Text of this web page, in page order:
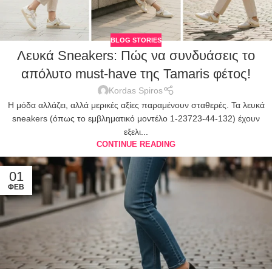
BLOG STORIES
Λευκά Sneakers: Πώς να συνδυάσεις το
απόλυτο must-have της Tamaris φέτος!
Kordas Spiros
Η μόδα αλλάζει, αλλά μερικές αξίες παραμένουν σταθερές. Τα λευκά
sneakers (όπως το εμβληματικό μοντέλο 1-23723-44-132) έχουν
εξελι...
CONTINUE READING
01
ΦΕΒ